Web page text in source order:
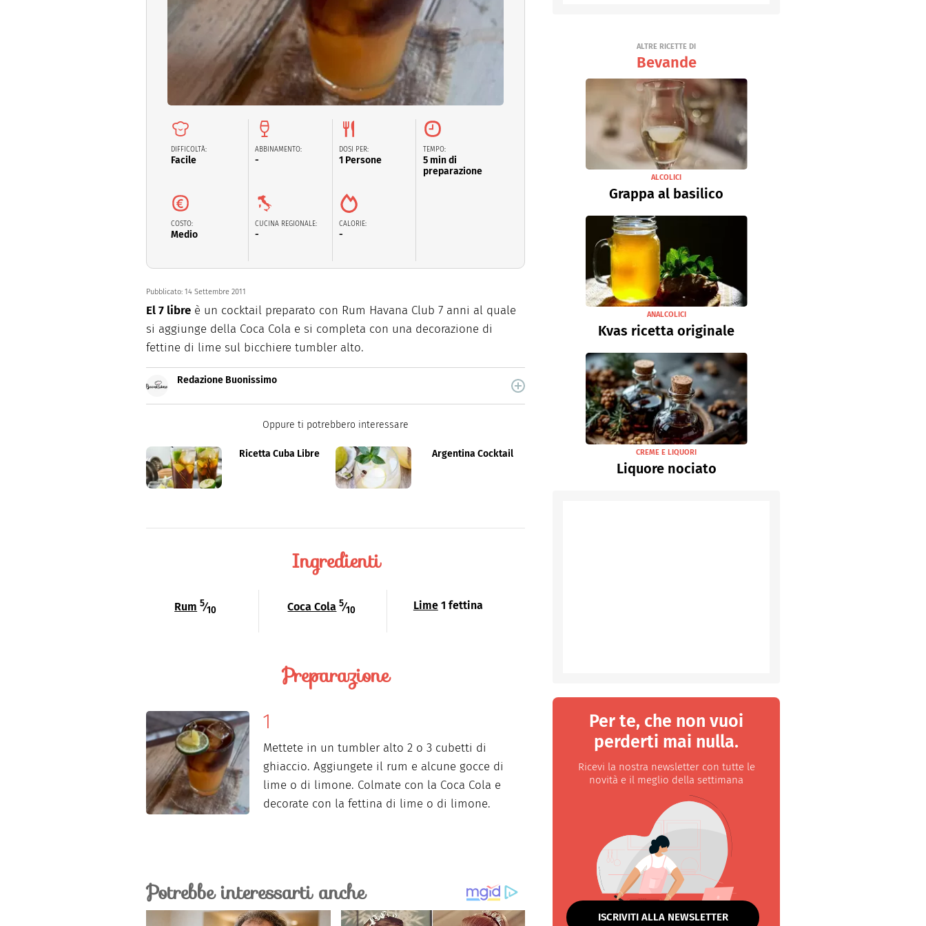
Pasqua
San Valentino
DIFFICOLTÀ:
Facile
ABBINAMENTO:
-
COSTO:
Medio
CUCINA REGIONALE:
-
DOSI PER:
1 Persone
CALORIE:
-
TEMPO:
5 min di
preparazione
Pubblicato: 14 Settembre 2011
El 7 libre è un cocktail preparato con Rum Havana Club 7 anni al quale
si aggiunge della Coca Cola e si completa con una decorazione di
fettine di lime sul bicchiere tumbler alto.
Redazione Buonissimo
Buonissimo è il magazine di cucina di Italiaonline nel quale trovi idee veloci,
facili e spiegate passo passo.
Oppure ti potrebbero interessare
Ricetta Cuba Libre Argentina Cocktail
Ingredienti
Rum 5⁄10 Coca Cola 5⁄10 Lime 1 fettina
Preparazione
Mettete in un tumbler alto 2 o 3 cubetti di
ghiaccio. Aggiungete il rum e alcune gocce di
lime o di limone. Colmate con la Coca Cola e
decorate con la fettina di lime o di limone.
ALTRE RICETTE DI
Bevande
ALCOLICI
Grappa al basilico
ANALCOLICI
Kvas ricetta originale
CREME E LIQUORI
Liquore nociato
Per te, che non vuoi
perderti mai nulla.
Ricevi la nostra newsletter con tutte le
novità e il meglio della settimana
ISCRIVITI ALLA NEWSLETTER